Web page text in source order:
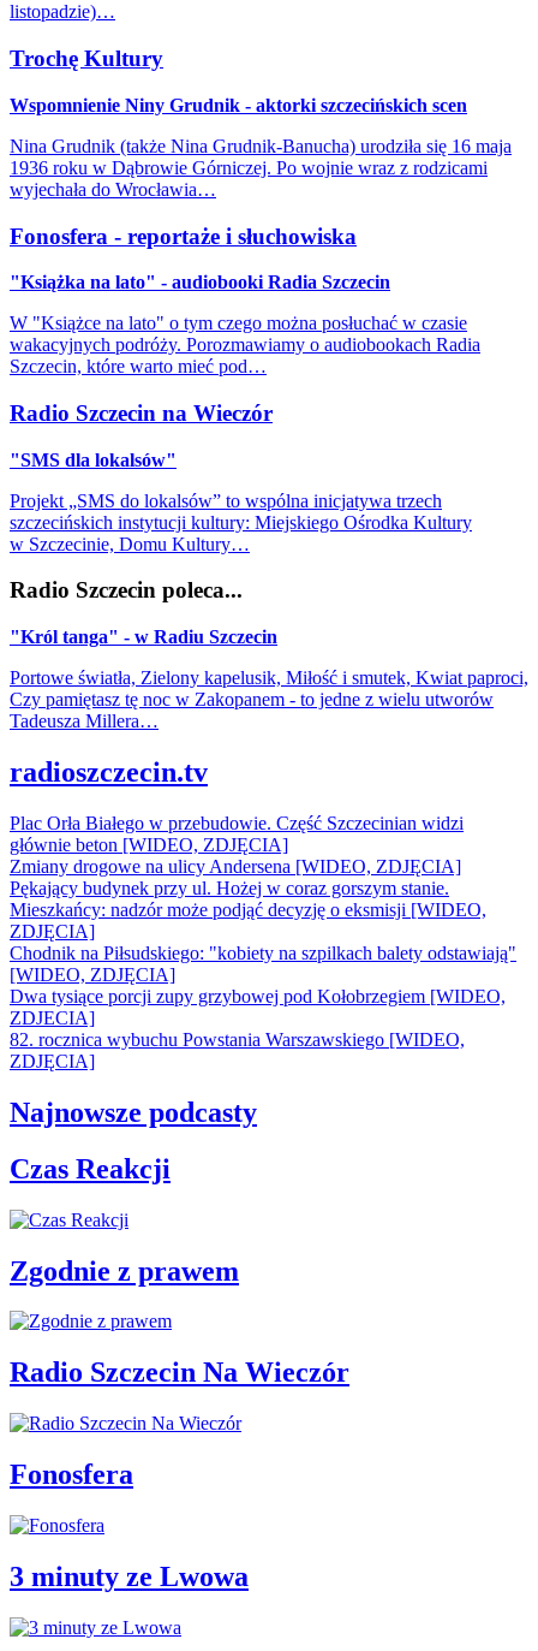
listopadzie)…
Trochę Kultury
Wspomnienie Niny Grudnik - aktorki szczecińskich scen
Nina Grudnik (także Nina Grudnik-Banucha) urodziła się 16 maja
1936 roku w Dąbrowie Górniczej. Po wojnie wraz z rodzicami
wyjechała do Wrocławia…
Fonosfera - reportaże i słuchowiska
"Książka na lato" - audiobooki Radia Szczecin
W "Książce na lato" o tym czego można posłuchać w czasie
wakacyjnych podróży. Porozmawiamy o audiobookach Radia
Szczecin, które warto mieć pod…
Radio Szczecin na Wieczór
"SMS dla lokalsów"
Projekt „SMS do lokalsów” to wspólna inicjatywa trzech
szczecińskich instytucji kultury: Miejskiego Ośrodka Kultury
w Szczecinie, Domu Kultury…
Radio Szczecin poleca...
"Król tanga" - w Radiu Szczecin
Portowe światła, Zielony kapelusik, Miłość i smutek, Kwiat paproci,
Czy pamiętasz tę noc w Zakopanem - to jedne z wielu utworów
Tadeusza Millera…
radioszczecin.tv
Plac Orła Białego w przebudowie. Część Szczecinian widzi
głównie beton [WIDEO, ZDJĘCIA]
Zmiany drogowe na ulicy Andersena [WIDEO, ZDJĘCIA]
Pękający budynek przy ul. Hożej w coraz gorszym stanie.
Mieszkańcy: nadzór może podjąć decyzję o eksmisji [WIDEO,
ZDJĘCIA]
Chodnik na Piłsudskiego: "kobiety na szpilkach balety odstawiają"
[WIDEO, ZDJĘCIA]
Dwa tysiące porcji zupy grzybowej pod Kołobrzegiem [WIDEO,
ZDJECIA]
82. rocznica wybuchu Powstania Warszawskiego [WIDEO,
ZDJĘCIA]
Najnowsze podcasty
Czas Reakcji
Zgodnie z prawem
Radio Szczecin Na Wieczór
Fonosfera
3 minuty ze Lwowa